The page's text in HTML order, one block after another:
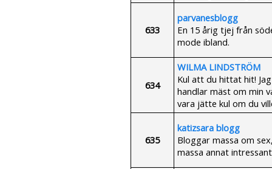
633
parvanesblogg
En 15 årig tjej från
mode ibland.
634
WILMA LINDSTRÖM
Kul att du hittat hit!
handlar mäst om min
vara jätte kul om du
635
katizsara blogg
Bloggar massa om
massa annat